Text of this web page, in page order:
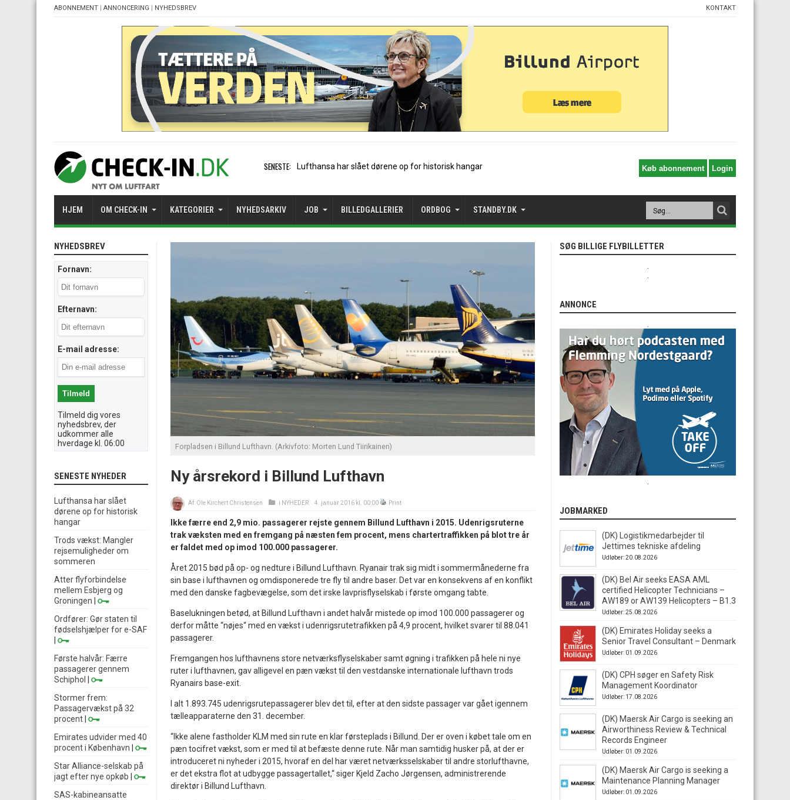
ABONNEMENT | ANNONCERING | NYHEDSBREV KONTAKT
SENESTE: Trods vækst: Mangler rejsemuli
HJEM OM CHECK-IN KATEGORIER NYHEDSARKIV JOB BILLEDGALLERIER ORDBOG STANDBY.DK
Forpladsen i Billund Lufthavn. (Arkivfoto: Morten Lund Tiirikainen)
Ny årsrekord i Billund Lufthavn
Af: Ole Kirchert Christensen i NYHEDER 4. januar 2016 kl. 00:00 Print
Ikke færre end 2,9 mio. passagerer rejste gennem Billund Lufthavn i 2015. Udenrigsruterne
trak væksten med en fremgang på næsten fem procent, mens chartertraffikken på blot tre år
er faldet med op imod 100.000 passagerer.
Året 2015 bød på op- og nedture i Billund Lufthavn. Ryanair trak sig midt i sommermånederne fra
sin base i lufthavnen og omdisponerede tre fly til andre baser. Det var en konsekvens af en konflikt
med den danske fagbevægelse, som det irske lavprisflyselskab i første omgang tabte.
Baselukningen betød, at Billund Lufthavn i andet halvår mistede op imod 100.000 passagerer og
derfor måtte “nøjes“ med en vækst i udenrigsrutetrafikken på 4,9 procent, hvilket svarer til 88.041
passagerer.
Fremgangen hos lufthavnens store netværksflyselskaber samt øgning i trafikken på hele ni nye
ruter i lufthavnen, gav alligevel en pæn vækst til den vestdanske internationale lufthavn trods
Ryanairs base-exit.
I alt 1.893.745 udenrigsrutepassagerer blev det til, efter at den sidste passager var gået igennem
tælleapparaterne den 31. december.
“Ikke alene fastholder KLM med sin rute en klar førsteplads i Billund. Der er oven i købet tale om en
pæn tocifret vækst, som er med til at befæste denne rute. Når man samtidig husker på, at der er
introduceret ni nyheder i 2015, hvoraf en del har været netværksselskaber til andre storlufthavne,
er det ekstra flot at udbygge passagertallet,“ siger Kjeld Zacho Jørgensen, administrerende
direktør i Billund Lufthavn.
NYHEDSBREV
Fornavn:
Efternavn:
E-mail adresse:
Tilmeld dig vores
nyhedsbrev, der
udkommer alle
hverdage kl. 06:00
SENESTE NYHEDER
Lufthansa har slået
dørene op for historisk
hangar
Trods vækst: Mangler
rejsemuligheder om
sommeren
Atter flyforbindelse
mellem Esbjerg og
Groningen
Ordfører: Gør staten til
fødselshjælper for e-SAF
Første halvår: Færre
passagerer gennem
Schiphol
Stormer frem:
Passagervækst på 32
procent
Emirates udvider med 40
procent i København
Star Alliance-selskab på
jagt efter nye opkøb
SAS-kabineansatte
SØG BILLIGE FLYBILLETTER
ANNONCE
JOBMARKED
(DK) Logistikmedarbejder til
Jettimes tekniske afdeling
Udløber: 20.08.2026
(DK) Bel Air seeks EASA AML
certified Helicopter Technicians –
AW189 or AW139 Helicopters – B1.3
Udløber: 25.08.2026
(DK) Emirates Holiday seeks a
Senior Travel Consultant – Denmark
Udløber: 01.09.2026
(DK) CPH søger en Safety Risk
Management Koordinator
Udløber: 17.08.2026
(DK) Maersk Air Cargo is seeking an
Airworthiness Review & Technical
Records Engineer
Udløber: 01.09.2026
(DK) Maersk Air Cargo is seeking a
Maintenance Planning Manager
Udløber: 01.09.2026